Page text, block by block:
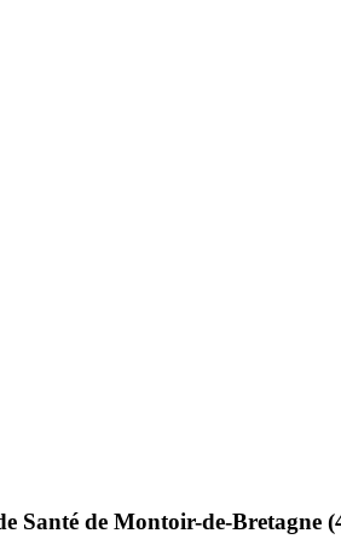
Santé de Montoir-de-Bretagne